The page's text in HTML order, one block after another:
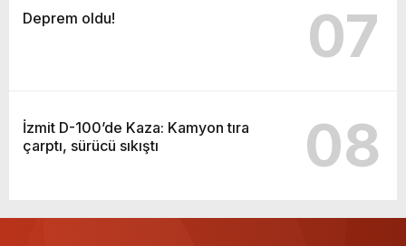
Deprem oldu! 07
İzmit D-100’de Kaza: Kamyon tıra
çarptı, sürücü sıkıştı
08